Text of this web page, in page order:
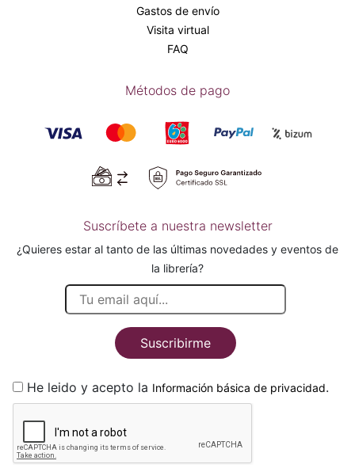
Gastos de envío
Visita virtual
FAQ
Métodos de pago
Suscríbete a nuestra newsletter
¿Quieres estar al tanto de las últimas novedades y eventos de
la librería?
Suscribirme
He leido y acepto la Información básica de privacidad.